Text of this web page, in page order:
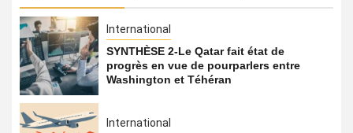
International
SYNTHÈSE 2-Le Qatar fait état de
progrès en vue de pourparlers entre
Washington et Téhéran
International